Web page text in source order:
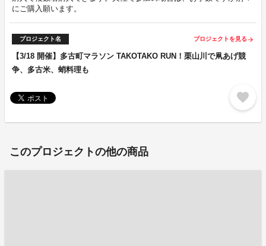
にご購入願います。
プロジェクト名 プロジェクトを見る arrow_forward
【3/18 開催】多古町マラソン TAKOTAKO RUN！栗山川で凧あげ競
争、多古米、蛸料理も
favorite
このプロジェクトの他の商品